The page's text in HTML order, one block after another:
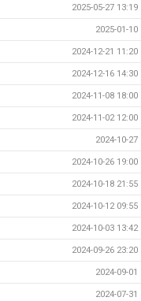
2025-05-27 13:19
2025-01-10
2024-12-21 11:20
2024-12-16 14:30
2024-11-08 18:00
2024-11-02 12:00
2024-10-27
2024-10-26 19:00
2024-10-18 21:55
2024-10-12 09:55
2024-10-03 13:42
2024-09-26 23:20
2024-09-01
2024-07-31